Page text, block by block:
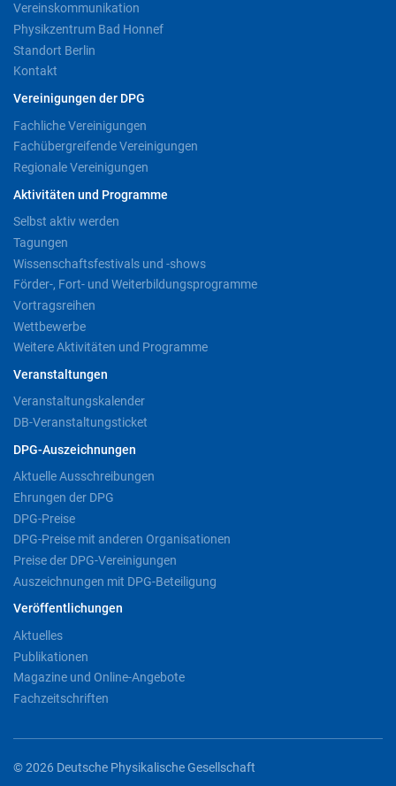
Vereinskommunikation
Physikzentrum Bad Honnef
Standort Berlin
Kontakt
Vereinigungen der DPG
Fachliche Vereinigungen
Fachübergreifende Vereinigungen
Regionale Vereinigungen
Aktivitäten und Programme
Selbst aktiv werden
Tagungen
Wissenschaftsfestivals und -shows
Förder-, Fort- und Weiterbildungsprogramme
Vortragsreihen
Wettbewerbe
Weitere Aktivitäten und Programme
Veranstaltungen
Veranstaltungskalender
DB-Veranstaltungsticket
DPG-Auszeichnungen
Aktuelle Ausschreibungen
Ehrungen der DPG
DPG-Preise
DPG-Preise mit anderen Organisationen
Preise der DPG-Vereinigungen
Auszeichnungen mit DPG-Beteiligung
Veröffentlichungen
Aktuelles
Publikationen
Magazine und Online-Angebote
Fachzeitschriften
© 2026 Deutsche Physikalische Gesellschaft